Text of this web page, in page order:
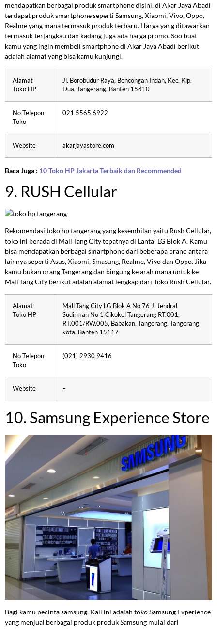
mendapatkan berbagai produk smartphone disini, di Akar Jaya Abadi
terdapat produk smartphone seperti Samsung, Xiaomi, Vivo, Oppo,
Realme yang mana termasuk produk terbaru. Harga yang ditawarkan
termasuk terjangkau dan kadang juga ada harga promo. Soo buat
kamu yang ingin membeli smartphone di Akar Jaya Abadi berikut
adalah alamat yang bisa kamu kunjungi.
Alamat
Toko HP
Jl. Borobudur Raya, Bencongan Indah, Kec. Klp.
Dua, Tangerang, Banten 15810
No Telepon
Toko
021 5565 6922
Website akarjayastore.com
Baca Juga : 10 Toko HP Jakarta Terbaik dan Recommended
9. RUSH Cellular
Rekomendasi toko hp tangerang yang kesembilan yaitu Rush Cellular,
toko ini berada di Mall Tang City tepatnya di Lantai LG Blok A. Kamu
bisa mendapatkan berbagai smartphone dari beberapa brand antara
lainnya seperti Asus, Xiaomi, Smasung, Realme, Vivo dan Oppo. Jika
kamu bukan orang Tangerang dan bingung ke arah mana untuk ke
Mall Tang City berikut adalah alamat lengkap dari Toko Rush Cellular.
Alamat
Toko HP
Mall Tang City LG Blok A No 76 Jl Jendral
Sudirman No 1 Cikokol Tangerang RT.001,
RT.001/RW.005, Babakan, Tangerang, Tangerang
kota, Banten 15117
No Telepon
Toko
(021) 2930 9416
Website –
10. Samsung Experience Store
Bagi kamu pecinta samsung, Kali ini adalah toko Samsung Experience
yang menjual berbagai produk produk Samsung mulai dari